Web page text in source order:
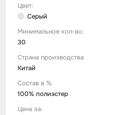
Цвет:
Серый
Минимальное кол-во:
30
Страна производства
Китай
Состав в %:
100% полиэстер
Цена за:
Спанбонд
Флис
Штапель
Этнический